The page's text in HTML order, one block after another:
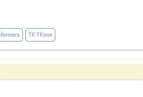
TF.TFone